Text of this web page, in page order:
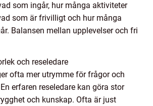
som ingår, hur många aktiviteter
som är frivilligt och hur många
Balansen mellan upplevelser och fri
och reseledare
ofta mer utrymme för frågor och
erfaren reseledare kan göra stor
och kunskap. Ofta är just